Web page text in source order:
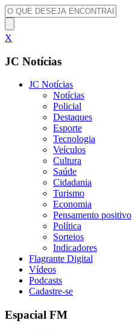
X
JC Notícias
JC Notícias
Notícias
Policial
Destaques
Esporte
Tecnologia
Veículos
Cultura
Saúde
Cidadania
Turismo
Economia
Pensamento positivo
Política
Sorteios
Indicadores
Flagrante Digital
Vídeos
Podcasts
Cadastre-se
Espacial FM